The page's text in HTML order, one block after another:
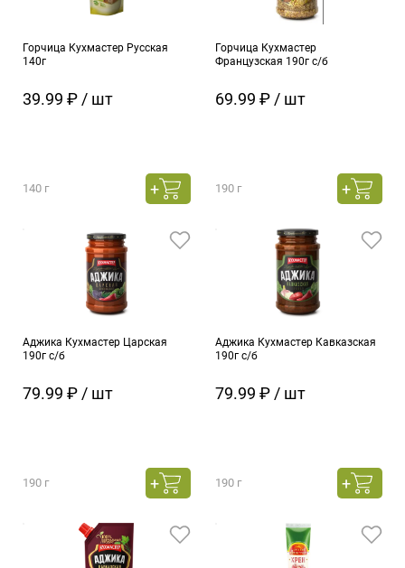
Горчица Кухмастер Русская
140г
39.99 ₽ / шт
140 г
Горчица Кухмастер
Французская 190г с/б
69.99 ₽ / шт
190 г
Аджика Кухмастер Царская
190г с/б
79.99 ₽ / шт
190 г
Аджика Кухмастер Кавказская
190г с/б
79.99 ₽ / шт
190 г